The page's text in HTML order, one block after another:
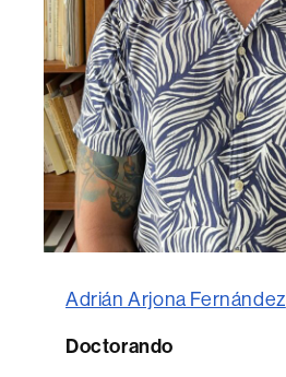
Adrián Arjona Fernández
Doctorando